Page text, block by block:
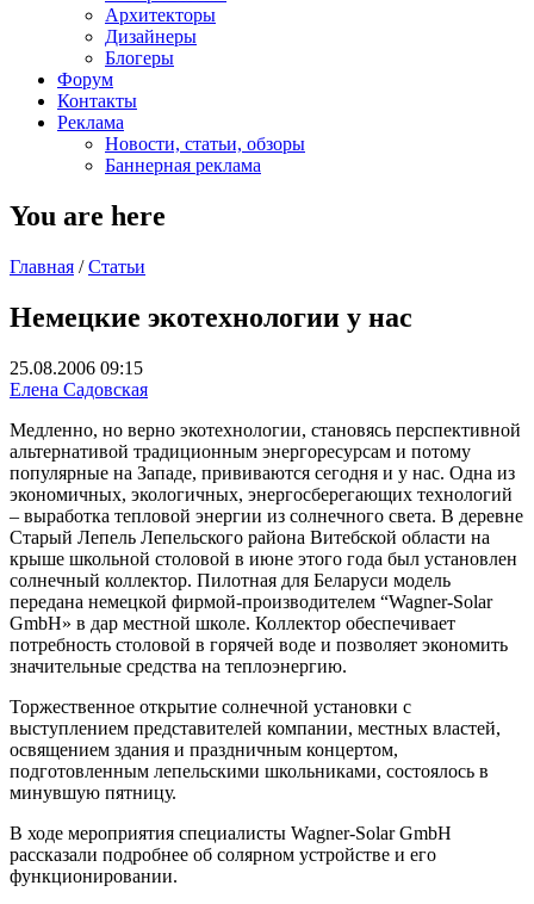
Архитекторы
Дизайнеры
Блогеры
Форум
Контакты
Реклама
Новости, статьи, обзоры
Баннерная реклама
You are here
Главная / Статьи
Немецкие экотехнологии у нас
25.08.2006 09:15
Елена Садовская
Медленно, но верно экотехнологии, становясь перспективной
альтернативой традиционным энергоресурсам и потому
популярные на Западе, прививаются сегодня и у нас. Одна из
экономичных, экологичных, энергосберегающих технологий
– выработка тепловой энергии из солнечного света. В деревне
Старый Лепель Лепельского района Витебской области на
крыше школьной столовой в июне этого года был установлен
солнечный коллектор. Пилотная для Беларуси модель
передана немецкой фирмой-производителем “Wagner-Solar
GmbH» в дар местной школе. Коллектор обеспечивает
потребность столовой в горячей воде и позволяет экономить
значительные средства на теплоэнергию.
Торжественное открытие солнечной установки с
выступлением представителей компании, местных властей,
освящением здания и праздничным концертом,
подготовленным лепельскими школьниками, состоялось в
минувшую пятницу.
В ходе мероприятия специалисты Wagner-Solar GmbH
рассказали подробнее об солярном устройстве и его
функционировании.